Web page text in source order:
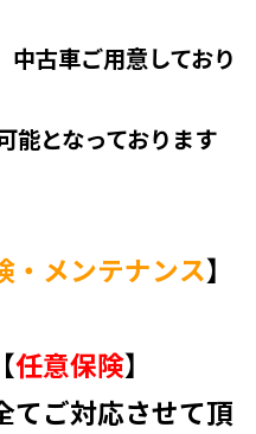
古車ご用意しており
能となっております
・メンテナンス】
任意保険】
てご対応させて頂